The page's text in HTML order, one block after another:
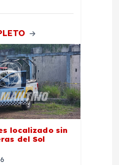
localizado sin
del Sol